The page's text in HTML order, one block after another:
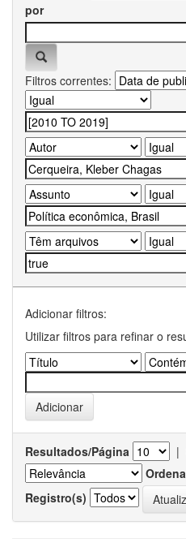
por
Filtros correntes:
Adicionar filtros:
Utilizar filtros para refinar o
Resultados/Página |
Registro(s)